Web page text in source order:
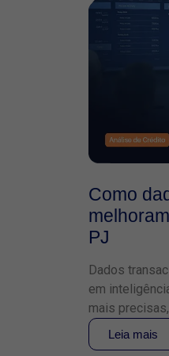
Como
PJ
Dados
em
mais
Leia mais